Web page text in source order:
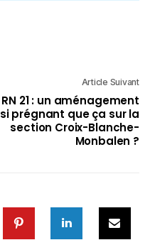
Article Suivant
RN 21 : un aménagement
si prégnant que ça sur la
section Croix-Blanche-
Monbalen ?